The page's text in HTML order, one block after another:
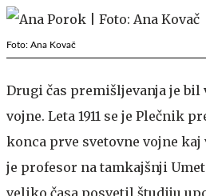
Foto: Ana Kovač
Drugi čas premišljevanja je bil
vojne. Leta 1911 se je Plečnik
konca prve svetovne vojne
je profesor na tamkajšnji
veliko časa posvetil študiju